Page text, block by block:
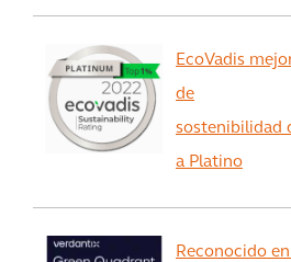
EcoVadis
de
sostenibilidad
a Platino
Reconocido